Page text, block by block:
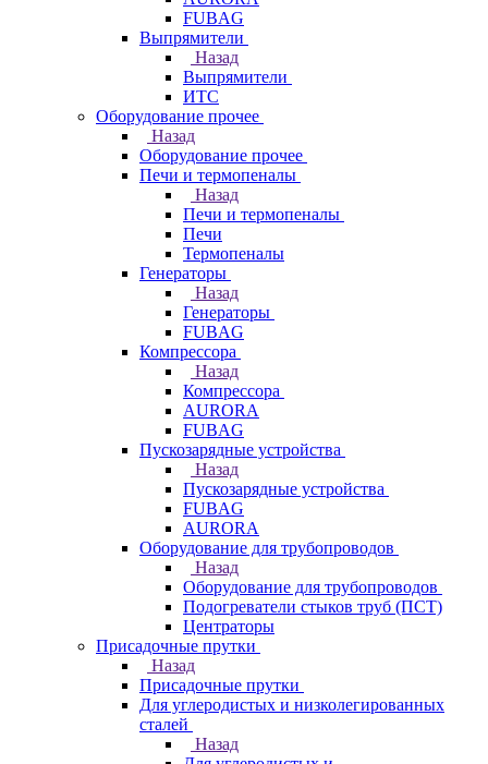
FUBAG
Выпрямители
Назад
Выпрямители
ИТС
Оборудование прочее
Назад
Оборудование прочее
Печи и термопеналы
Назад
Печи и термопеналы
Печи
Термопеналы
Генераторы
Назад
Генераторы
FUBAG
Компрессора
Назад
Компрессора
AURORA
FUBAG
Пускозарядные устройства
Назад
Пускозарядные устройства
FUBAG
AURORA
Оборудование для трубопроводов
Назад
Оборудование для трубопроводов
Подогреватели стыков труб (ПСТ)
Центраторы
Присадочные прутки
Назад
Присадочные прутки
Для углеродистых и низколегированных
сталей
Назад